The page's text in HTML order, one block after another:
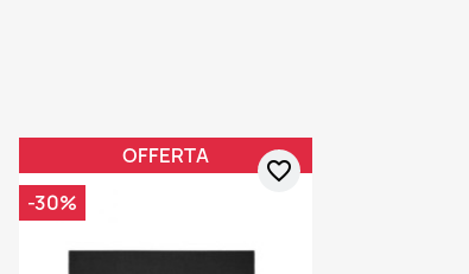
OFFERTA
-30%
favorite_border